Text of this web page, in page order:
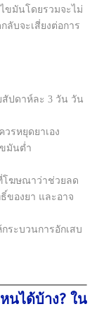
ขมันโดยรวมจะไม่
ลับจะเสี่ยงต่อการ
สัปดาห์ละ 3 วัน วัน
รหยุดยาเอง
มันต่ำ
โฆษณาว่าช่วยลด
ของยา และอาจ
ระบวนการอักเสบ
นได้บ้าง? ใน